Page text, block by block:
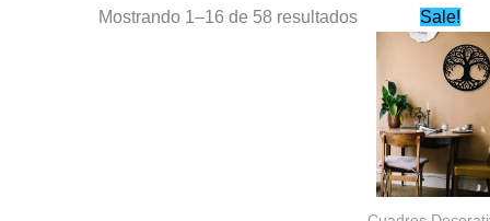
Mostrando 1–16 de 58 resultados Sale!
price
was: